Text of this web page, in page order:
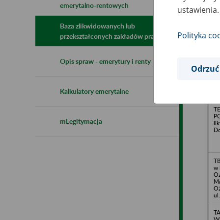
emerytalno-rentowych
Baza zlikwidowanych lub
przekształconych zakładów pracy
Opis spraw - emerytury i renty
Kalkulatory emerytalne
mLegitymacja
w
Polityka